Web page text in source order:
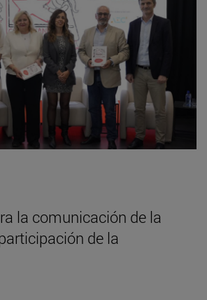
la comunicación de la
de la